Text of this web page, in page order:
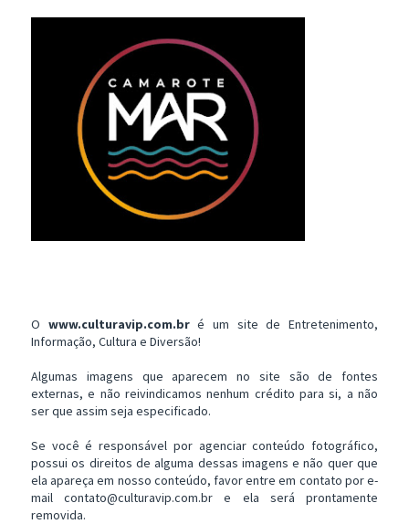
O www.culturavip.com.bré um site de Entretenimento,
Informação, Cultura e Diversão!
Algumas imagens que aparecem no site são de fontes
externas, e não reivindicamos nenhum crédito para si, a não
ser que assim seja especificado.
Se você é responsável por agenciar conteúdo fotográfico,
possui os direitos de alguma dessas imagens e não quer que
ela apareça em nosso conteúdo, favor entre em contato por e-
mail contato@culturavip.com.br e ela será prontamente
removida.